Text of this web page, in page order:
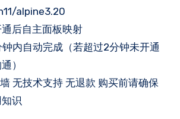
alpine3.20
后自主面板映射
内自动完成（若超过2分钟未开通
）
无技术支持 无退款 购买前请确保
识